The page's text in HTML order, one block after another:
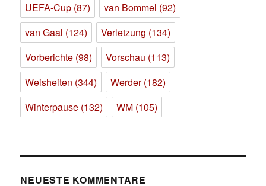
UEFA-Cup (87) van Bommel (92)
van Gaal (124) Verletzung (134)
Vorberichte (98) Vorschau (113)
Weisheiten (344) Werder(182)
Winterpause (132) WM (105)
NEUESTE KOMMENTARE